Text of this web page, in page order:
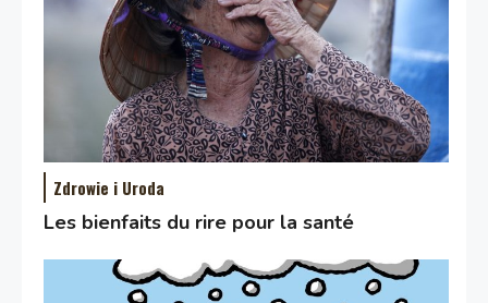
Zdrowie i Uroda
Les bienfaits du rire pour la santé